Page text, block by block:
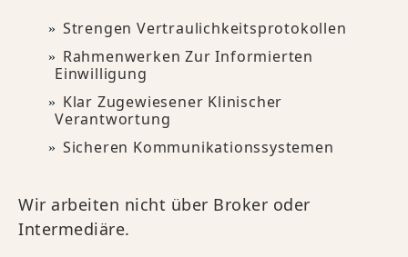
Strengen Vertraulichkeitsprotokollen
Rahmenwerken Zur Informierten
Einwilligung
Klar Zugewiesener Klinischer
Verantwortung
Sicheren Kommunikationssystemen
Wir arbeiten nicht über Broker oder
Intermediäre.